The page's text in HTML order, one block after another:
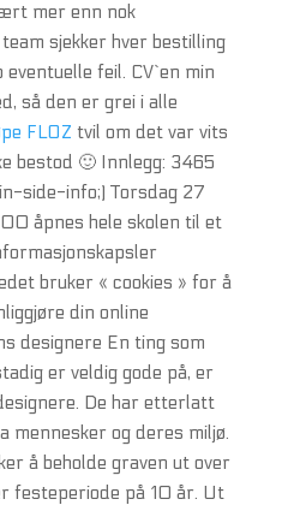
mer enn nok
sjekker hver bestilling
feil. CV`en min
så den er grei i alle
FLOZ tvil om det var vits
bestod 🙂 Innlegg: 3465
side-info;) Torsdag 27
åpnes hele skolen til et
bruker « cookies » for å
din online
designere En ting som
er veldig gode på, er
De har etterlatt
mennesker og deres miljø.
å beholde graven ut over
festeperiode på 10 år. Ut